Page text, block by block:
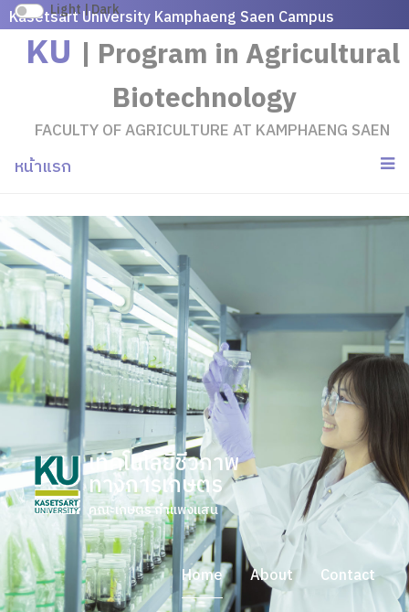
Light | Dark
Kasetsart UniversityKamphaeng Saen Campus
KU | Program in Agricultural
Biotechnology
FACULTY OF AGRICULTURE AT KAMPHAENG SAEN
หน้าแรก
เทคโนโลยีชีวภาพ
ทางการเกษตร
คณะเกษตร กำแพงแสน
Home About Contact